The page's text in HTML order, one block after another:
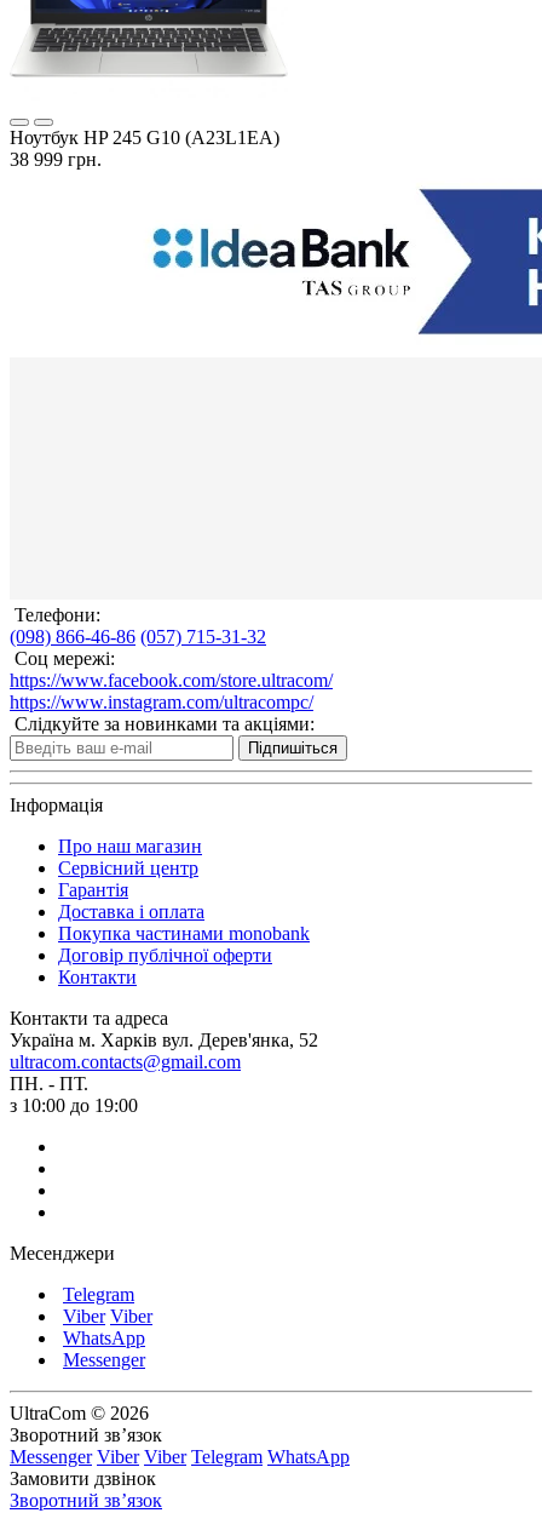
Ноутбук HP 245 G10 (A23L1EA)
38 999 грн.
Телефони:
(098) 866-46-86 (057) 715-31-32
Соц мережі:
https://www.facebook.com/store.ultracom/
https://www.instagram.com/ultracompc/
Слідкуйте за новинками та акціями:
Підпишіться
Інформація
Про наш магазин
Сервісний центр
Гарантія
Доставка і оплата
Покупка частинами monobank
Договір публічної оферти
Контакти
Контакти та адреса
Україна м. Харків вул. Дерев'янка, 52
ultracom.contacts@gmail.com
ПН. - ПТ.
з 10:00 до 19:00
Месенджери
Telegram
Viber Viber
WhatsApp
Messenger
UltraCom © 2026
Зворотний зв’язок
Messenger Viber Viber Telegram WhatsApp
Замовити дзвінок
Зворотний зв’язок